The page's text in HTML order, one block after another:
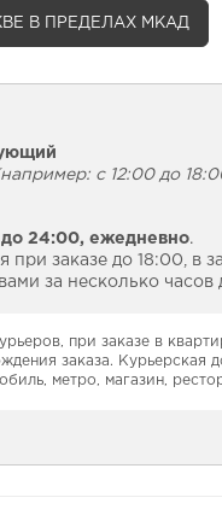
В ПРЕДЕЛАХ МКАД
с 12:00 до
24:00, ежедневно.
заказе до 18:00, в
за несколько часов
при заказе в
заказа.
метро, магазин,